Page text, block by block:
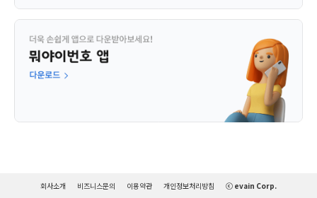
회사소개 비즈니스문의 이용약관 개인정보처리방침 ⓒ evain Corp.